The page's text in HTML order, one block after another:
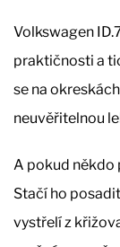
Volkswagen
praktičnosti a
se na
neuvěřitelnou
A pokud někdo
Stačí ho
vystřelí z